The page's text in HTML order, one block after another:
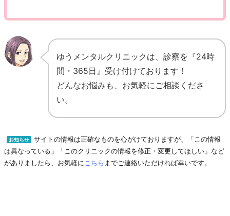
ゆうメンタルクリニックは、診察を『24時
間・365日』受け付けております！
どんなお悩みも、お気軽にご相談くださ
い。
お知らせ
サイトの情報は正確なものを心がけておりますが、「この情報
は異なっている」「このクリニックの情報を修正・変更してほしい」など
がありましたら、お気軽に こちら までご連絡いただければ幸いです。